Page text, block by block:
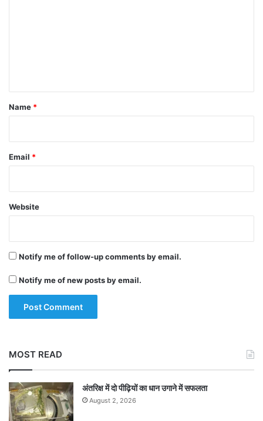
*
Name *
Email *
Website
Notify me of follow-up comments by email.
Notify me of new posts by email.
MOST READ
अंतरिक्ष में दो पीढ़ियों का धान उगाने में सफलता
August 2, 2026